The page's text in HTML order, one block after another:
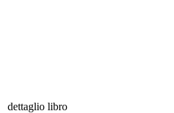
dettaglio libro